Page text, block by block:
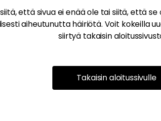
että sivua ei enää ole tai siitä, että
aiheutunutta häiriötä. Voit kokeilla
siirtyä takaisin
Takaisin aloitussivulle